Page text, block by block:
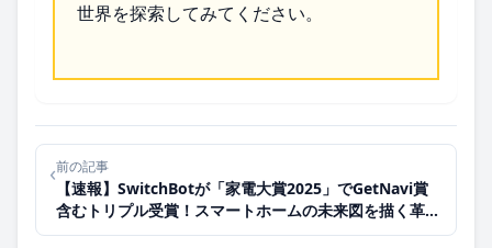
世界を探索してみてください。
‹前の記事
【速報】SwitchBotが「家電大賞2025」でGetNavi賞
含むトリプル受賞！スマートホームの未来図を描く革新
性とは？